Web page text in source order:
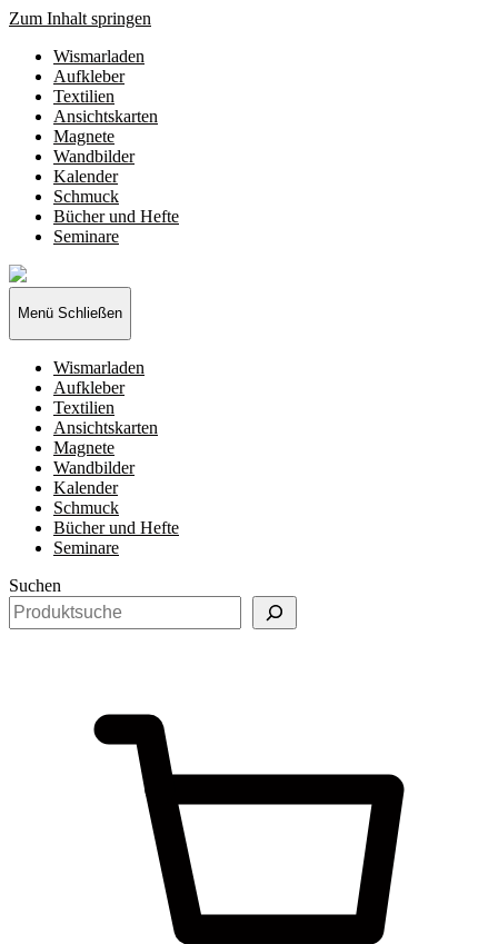
Zum Inhalt springen
Wismarladen
Aufkleber
Textilien
Ansichtskarten
Magnete
Wandbilder
Kalender
Schmuck
Bücher und Hefte
Seminare
Wismarladen
-
deine
Produzentengemeinschaft
Menü Schließen
Wismarladen
Aufkleber
Textilien
Ansichtskarten
Magnete
Wandbilder
Kalender
Schmuck
Bücher und Hefte
Seminare
Suchen